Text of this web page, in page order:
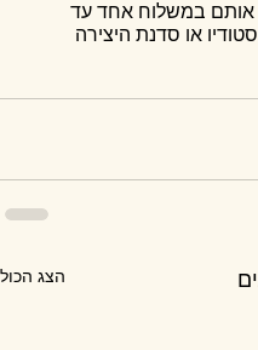
אותם במשלוח אחד עד
או סדנת היצירה
הצג הכול